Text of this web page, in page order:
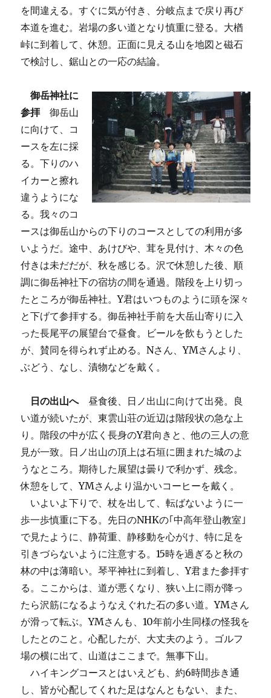
を間違える。すぐに気が付き、分岐点まで戻り再び
本道を進む。岩場の多い道となり慎重に登る。大楢
峠に到着して、休憩。正面に見える山を地図と磁石
で検討し、鋸山との一応の結論。
御岳神社に
参拝御岳山
に向けて、コ
ースを左に採
る。下りのハ
イカーと擦れ
違うようにな
る。我々のコ
ースは御岳山からの下りのコースとしての利用が多
いようだ。途中、あけびや、茸を見付け、木々の色
付きは未だだが、秋を感じる。沢で休憩した後、順
調に御岳神社下の宿坊の間を通過。階段を上り切っ
たところが御岳神社。Y君はいつものように頭を深々
と下げて参拝する。御岳神社手前を大岳山寄りに入
った長尾平の展望台で昼食。ビールを飲もうとした
が、賛同を得られず止める。Nさん、YМさんより、
ぶどう、なし、漬物などを戴く。
日の出山へ昼食後、日ノ出山に向けて出発。良
い道が続いたが、東雲山荘の近辺は階段状の急な上
り。階段の中が広く長身のY君向きと、他の三人の意
見が一致。日ノ出山の頂上は石垣に囲まれた城のよ
うなところ。期待した展望は曇りで利かず、残念。
休憩をして、YМさんより温かいコーヒーを戴く。
いよいよ下りで、杖を出して、転ばないように一
歩一歩慎重に下る。先日のNHKの｢中高年登山教室｣
で見たように、静荷重、静移動を心がけ、特に足を
引きづらないように注意する。15時を過ぎると秋の
林の中は薄暗い。琴平神社に到着し、Y君また参拝す
る。ここからは、道が悪くなり、狭い上に雨が降っ
たら沢筋になるようなえぐれた石の多い道。YМさん
が滑って転ぶ。YМさんも、10年前小生同様の怪我を
したとのこと。心配したが、大丈夫のよう。ゴルフ
場の横に出て、山道はここまで。無事下山。
ハイキングコースとはいえども、約6時間歩き通
し、皆が心配してくれた足はなんともない、また、